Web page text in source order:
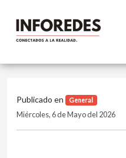
Publicado en General
Miércoles, 6 de Mayo del 2026